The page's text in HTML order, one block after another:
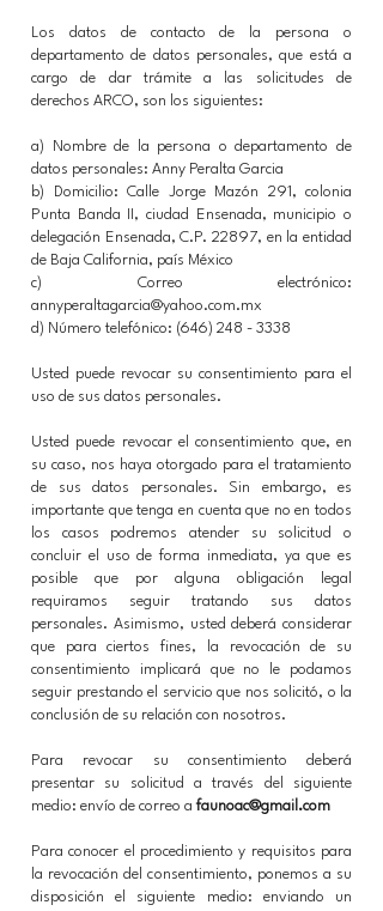
Los datos de contacto de la persona o
departamento de datos personales, que está a
cargo de dar trámite a las solicitudes de
derechos ARCO, son los siguientes:
a) Nombre de la persona o departamento de
datos personales: Anny Peralta Garcia
b) Domicilio: Calle Jorge Mazón 291, colonia
Punta Banda II, ciudad Ensenada, municipio o
delegación Ensenada, C.P. 22897, en la entidad
de Baja California, país México
c) Correo electrónico:
annyperaltagarcia@yahoo.com.mx
d) Número telefónico: (646) 248 - 3338
Usted puede revocar su consentimiento para el
uso de sus datos personales.
Usted puede revocar el consentimiento que, en
su caso, nos haya otorgado para el tratamiento
de sus datos personales. Sin embargo, es
importante que tenga en cuenta que no en todos
los casos podremos atender su solicitud o
concluir el uso de forma inmediata, ya que es
posible que por alguna obligación legal
requiramos seguir tratando sus datos
personales. Asimismo, usted deberá considerar
que para ciertos fines, la revocación de su
consentimiento implicará que no le podamos
seguir prestando el servicio que nos solicitó, o la
conclusión de su relación con nosotros.
Para revocar su consentimiento deberá
presentar su solicitud a través del siguiente
medio: envío de correo afaunoac@gmail.com
Para conocer el procedimiento y requisitos para
la revocación del consentimiento, ponemos a su
disposición el siguiente medio: enviando un